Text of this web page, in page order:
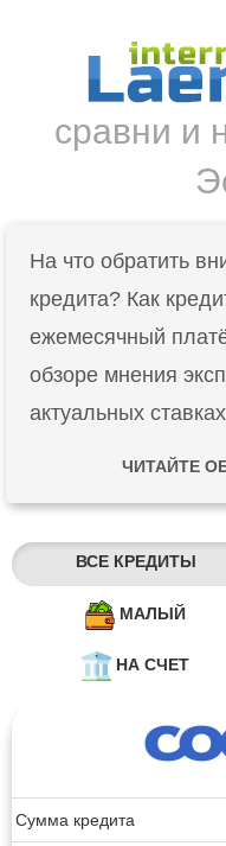
сравни и
На что обратить
кредита? Как
ежемесячный
обзоре мнения
актуальных
ЧИТАЙТЕ
ВСЕ КРЕДИТЫ
МАЛЫЙ
НА СЧЕТ
Сумма кредита